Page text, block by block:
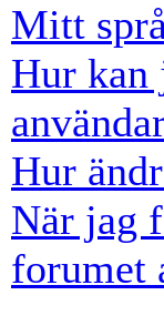
Mitt
Hur kan
Hur
När jag
forumet